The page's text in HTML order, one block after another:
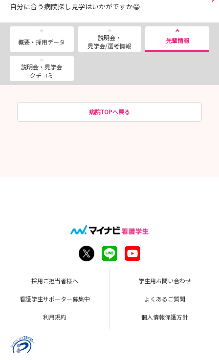
自分に合う病院探し見学はいかがですか😁
概要・採用データ
説明会・
見学会/選考情報
先輩情報
説明会・見学会
クチコミ
病院TOPへ戻る
採用ご担当者様へ 学生用お問い合わせ
看護学生サポーター募集中 よくあるご質問
利用規約 個人情報保護方針